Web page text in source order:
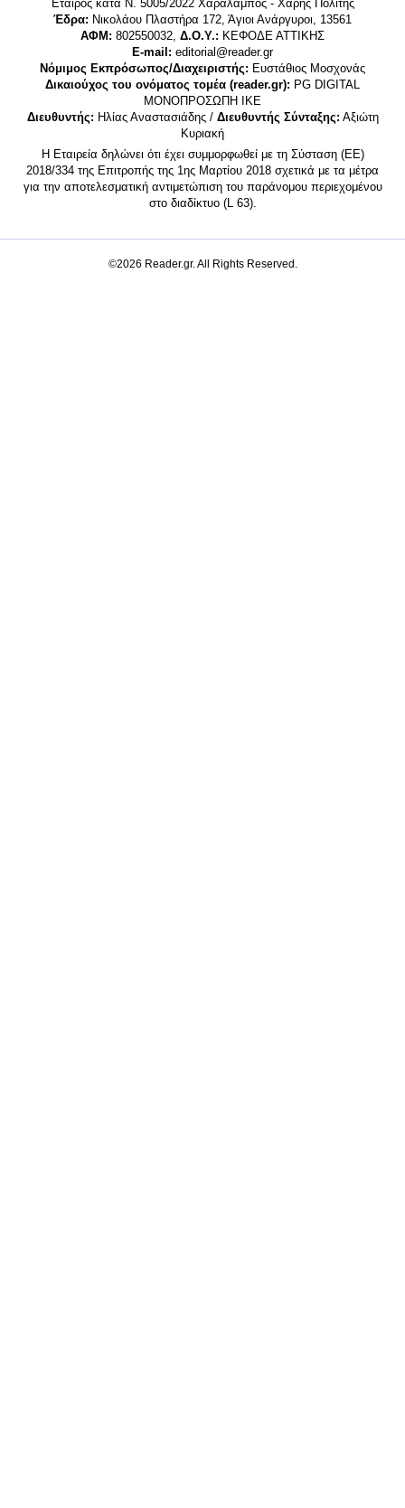
Εταίρος κατά Ν. 5005/2022 Χαράλαμπος - Χάρης Πολίτης
Έδρα: Νικολάου Πλαστήρα 172, Άγιοι Ανάργυροι, 13561
ΑΦΜ: 802550032, Δ.Ο.Υ.: ΚΕΦΟΔΕ ΑΤΤΙΚΗΣ
E-mail: editorial@reader.gr
Νόμιμος Εκπρόσωπος/Διαχειριστής: Ευστάθιος Μοσχονάς
Δικαιούχος του ονόματος τομέα (reader.gr): PG DIGITAL
MONΟΠΡΟΣΩΠΗ ΙΚΕ
Διευθυντής: Ηλίας Αναστασιάδης / Διευθυντής Σύνταξης: Αξιώτη
Κυριακή
Η Εταιρεία δηλώνει ότι έχει συμμορφωθεί με τη Σύσταση (ΕΕ)
2018/334 της Επιτροπής της 1ης Μαρτίου 2018 σχετικά με τα μέτρα
για την αποτελεσματική αντιμετώπιση του παράνομου περιεχομένου
στο διαδίκτυο (L 63).
©2026 Reader.gr. All Rights Reserved.